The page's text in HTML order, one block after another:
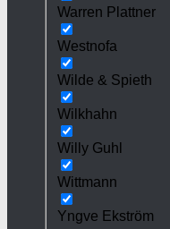
Warren Plattner
Westnofa
Wilde & Spieth
Wilkhahn
Willy Guhl
Wittmann
Yngve Ekström